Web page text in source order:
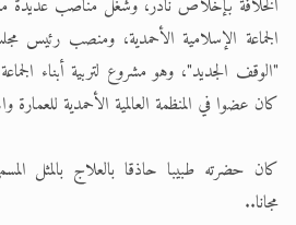
الخلافة بإخلاص نادر، وشغل مناصب
الجماعة الإسلامية الأحمدية، ومنصب رئيس
"الوقف الجديد"، وهو مشروع لتربية أبناء
كان عضوا في المنظمة العالمية الأحمدية للعمارة
كان حضرته طبيبا حاذقا بالعلاج بالمثل
مجانا..